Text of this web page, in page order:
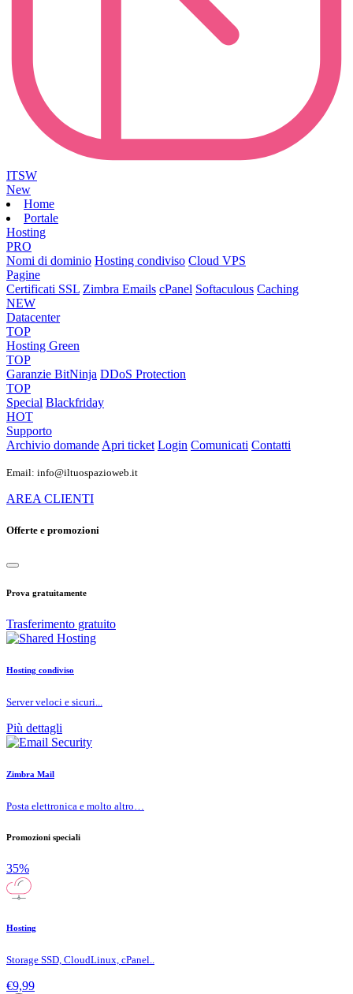
ITSW
New
Home
Portale
Hosting
PRO
Nomi di dominio Hosting condiviso Cloud VPS
Pagine
Certificati SSL Zimbra Emails cPanel Softaculous Caching
NEW
Datacenter
TOP
Hosting Green
TOP
Garanzie BitNinja DDoS Protection
TOP
Special Blackfriday
HOT
Supporto
Archivio domandeApri ticket Login Comunicati Contatti
Email: info@iltuospazioweb.it
AREA CLIENTI
Offerte e promozioni
Prova gratuitamente
Trasferimento gratuito
Hosting condiviso
Server veloci e sicuri...
Più dettagli
Zimbra Mail
Posta elettronica e molto altro…
Promozioni speciali
35%
Hosting
Storage SSD, CloudLinux, cPanel..
€9,99